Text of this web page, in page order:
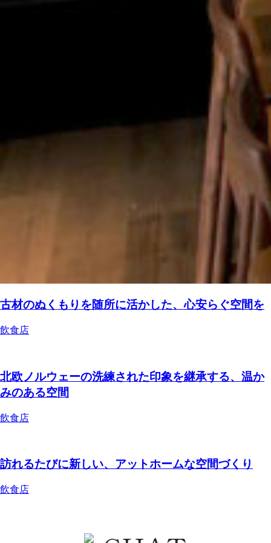
古材のぬくもりを随所に活かした、心安らぐ空間を
飲食店
北欧ノルウェーの洗練された印象を継承する、温か
みのある空間
飲食店
訪れるたびに新しい、アットホームな空間づくり
飲食店